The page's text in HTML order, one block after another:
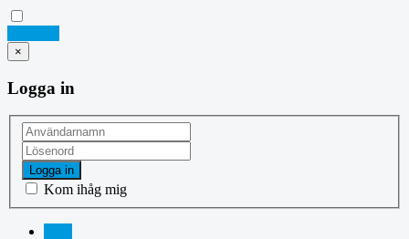
×
Logga in
Logga in
Kom ihåg mig